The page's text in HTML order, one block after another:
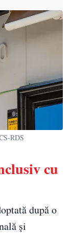
RDS
cu
după o
și